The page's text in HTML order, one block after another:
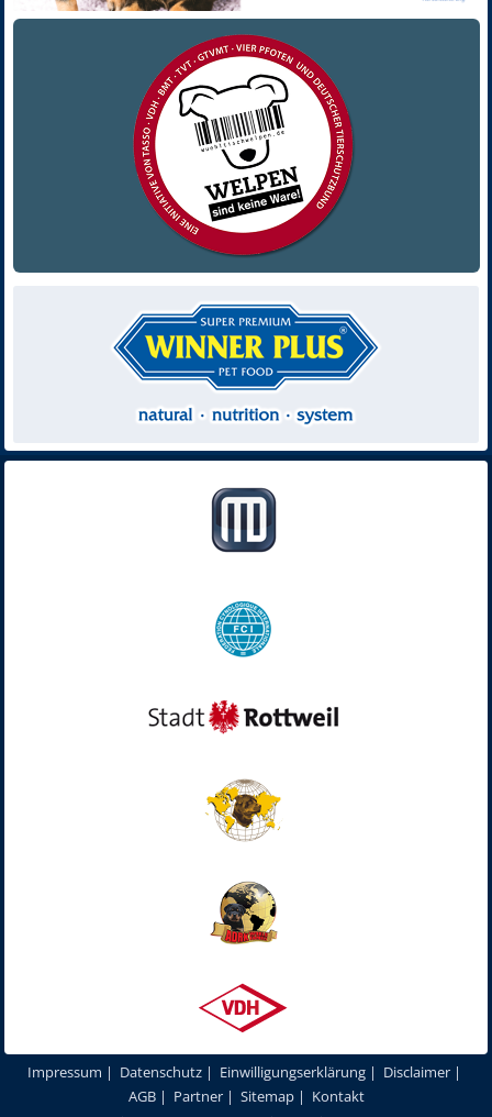
Impressum | Datenschutz | Einwilligungserklärung | Disclaimer |
AGB| Partner| Sitemap| Kontakt